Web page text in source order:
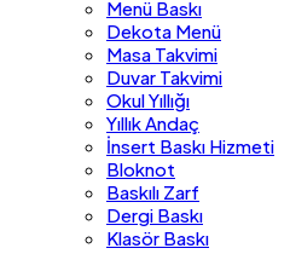
Menü Baskı
Dekota Menü
Masa Takvimi
Duvar Takvimi
Okul Yıllığı
Yıllık Andaç
İnsert Baskı Hizmeti
Bloknot
Baskılı Zarf
Dergi Baskı
Klasör Baskı